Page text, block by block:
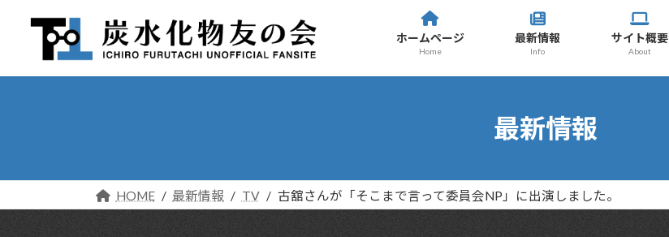
プ
動
ホームページ
Home
最新情報
Info
サイト概要
About
最新情報
HOME 最新情報 TV 古舘さんが「そこまで言って委員会NP」に出演しました。